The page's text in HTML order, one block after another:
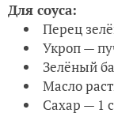
Для соуса:
Перец
Укроп —
Зелёный
Масло
Сахар — 1